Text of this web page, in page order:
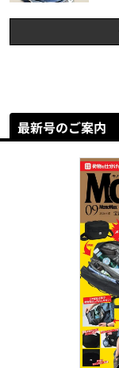
最新号のご案内